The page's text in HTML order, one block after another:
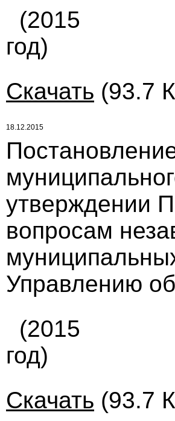
(2015
год)
Скачать (93.7
18.12.2015
утверждении
вопросам
Управлению
(2015
год)
Скачать (93.7